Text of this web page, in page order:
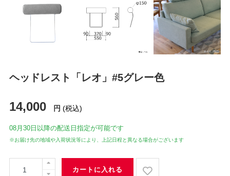
ヘッドレスト「レオ」#5グレー色
14,000 円 (税込)
08月30日 以降の配送日指定が可能です
※お届け先の地域や入荷状況等により、上記日程と異なる場合がございます
カートに入れる